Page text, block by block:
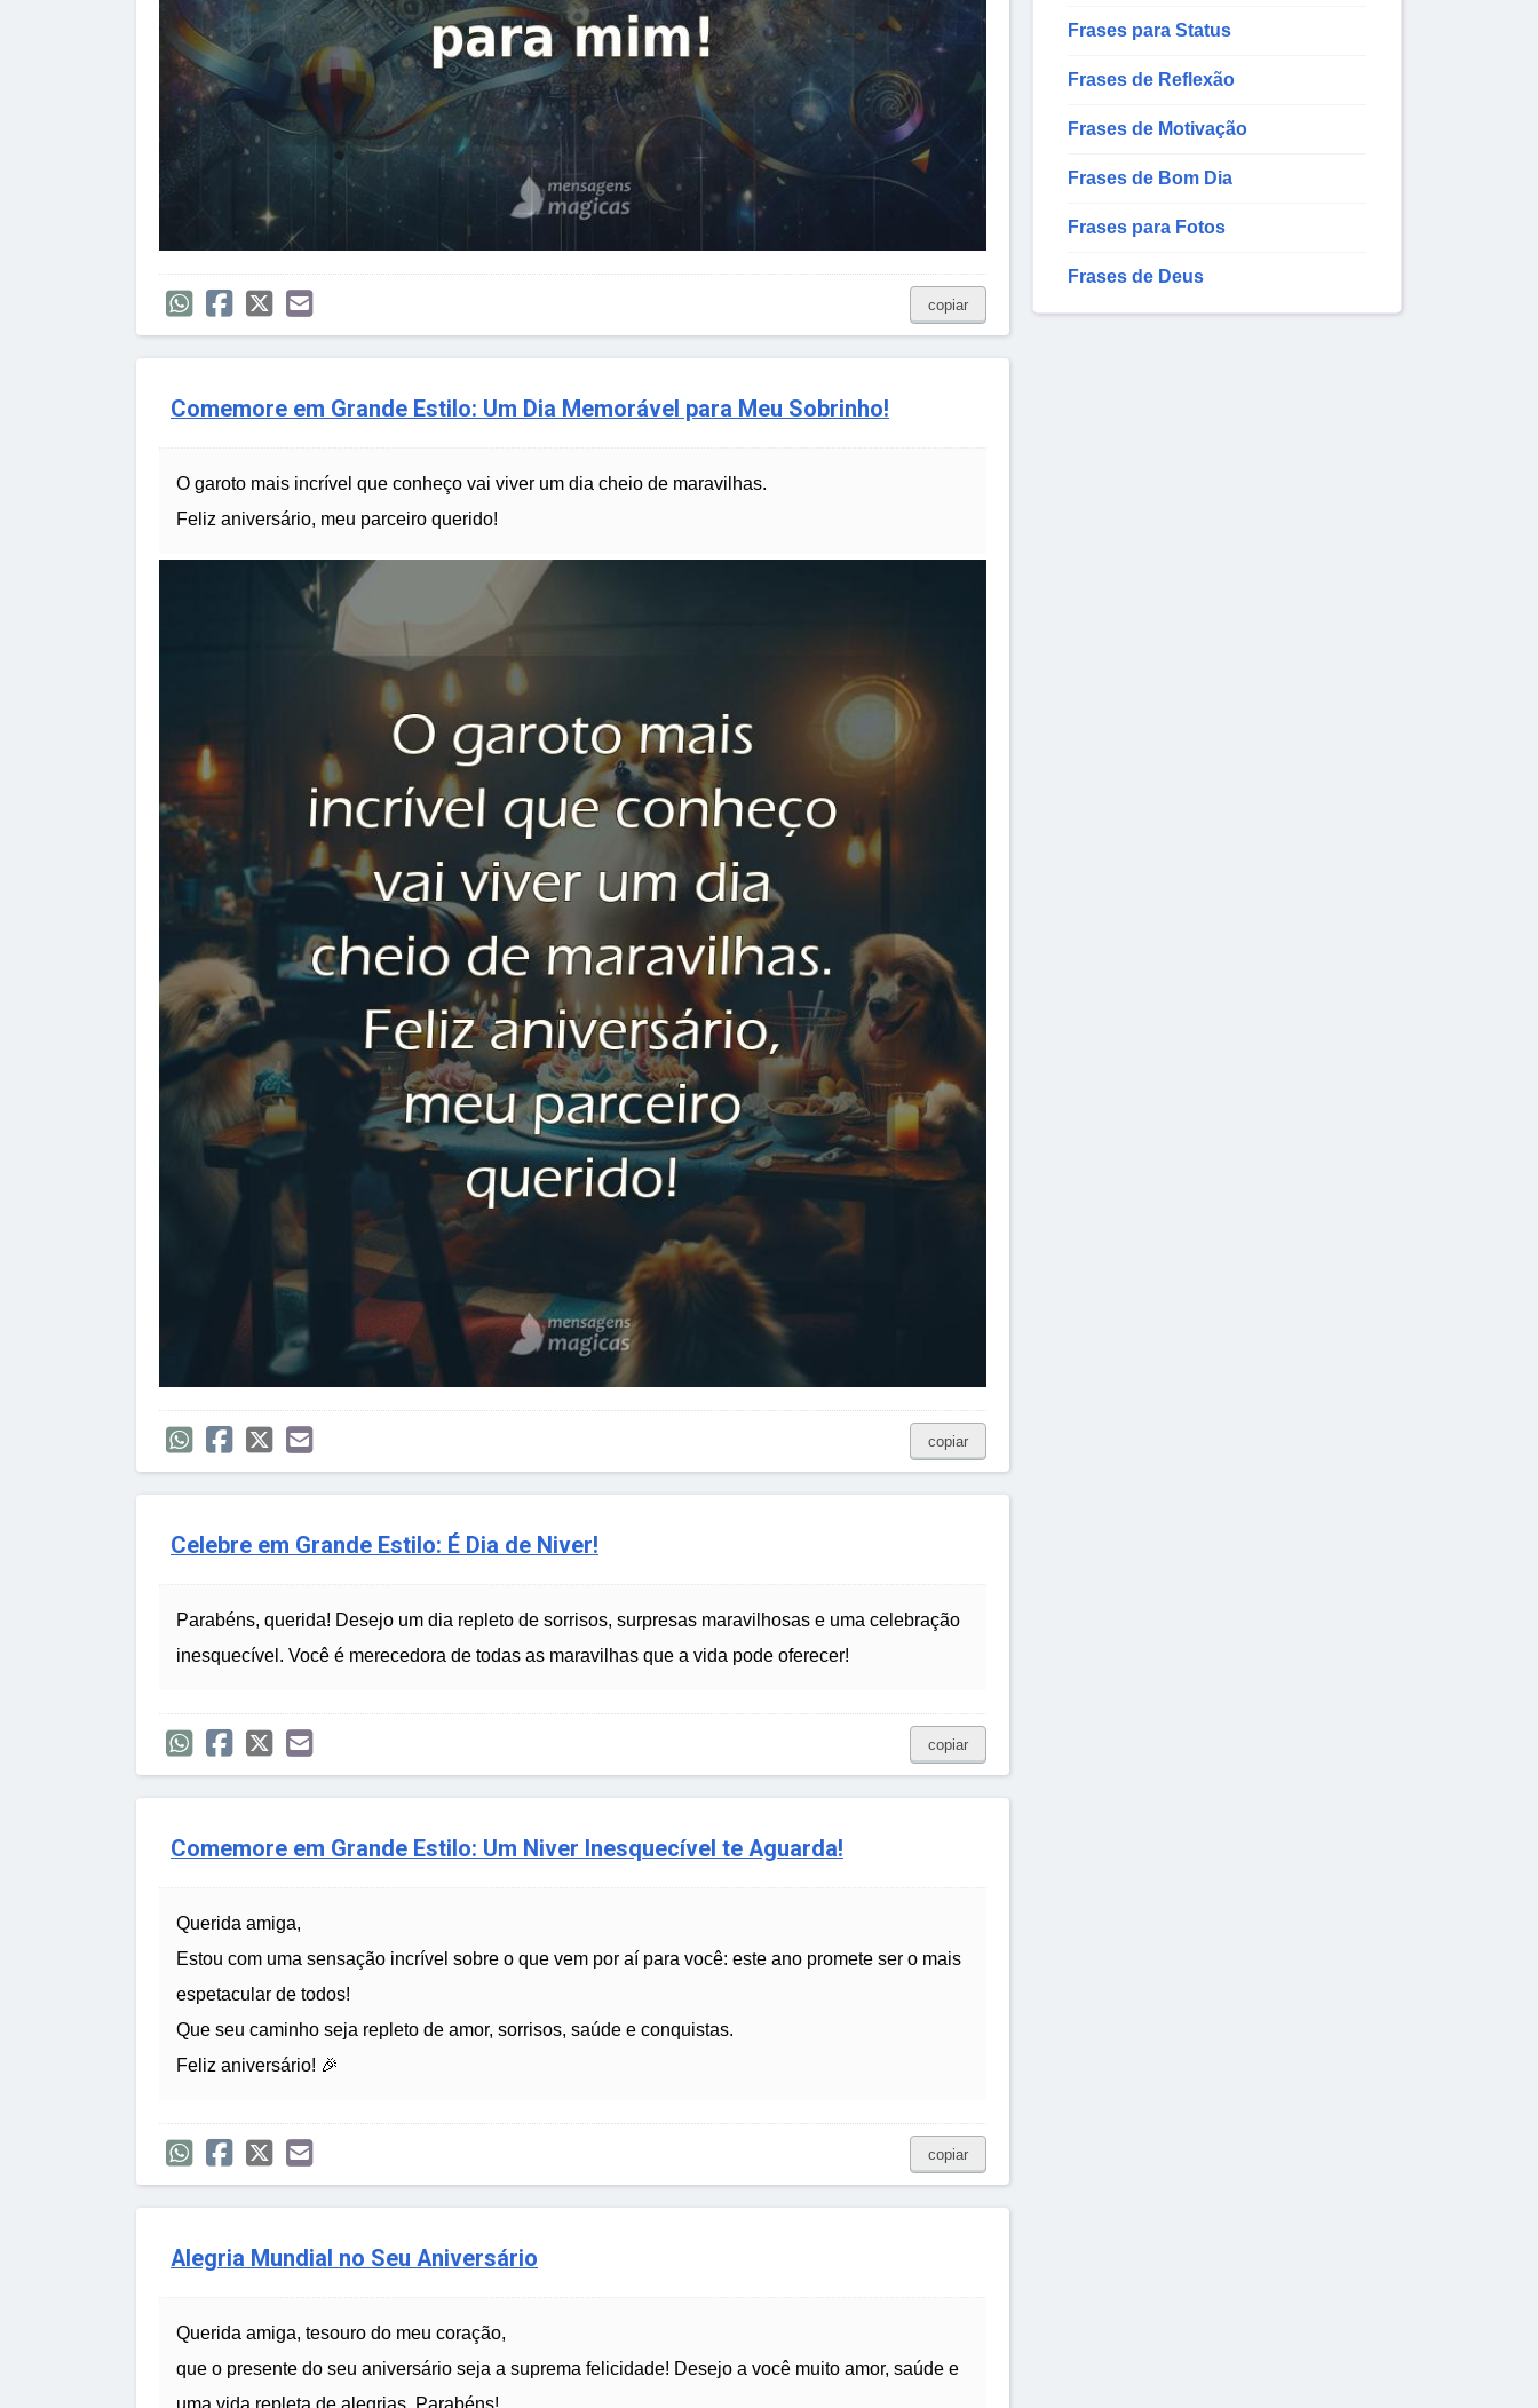
copiar
Comemore em Grande Estilo: Um Dia Memorável para Meu Sobrinho!
O garoto mais incrível que conheço vai viver um dia cheio de maravilhas.
Feliz aniversário, meu parceiro querido!
copiar
Celebre em Grande Estilo: É Dia de Niver!
Parabéns, querida! Desejo um dia repleto de sorrisos, surpresas maravilhosas e uma celebração
inesquecível. Você é merecedora de todas as maravilhas que a vida pode oferecer!
copiar
Comemore em Grande Estilo: Um Niver Inesquecível te Aguarda!
Querida amiga,
Estou com uma sensação incrível sobre o que vem por aí para você: este ano promete ser o mais
espetacular de todos!
Que seu caminho seja repleto de amor, sorrisos, saúde e conquistas.
Feliz aniversário! 🎉
copiar
Alegria Mundial no Seu Aniversário
Querida amiga, tesouro do meu coração,
que o presente do seu aniversário seja a suprema felicidade! Desejo a você muito amor, saúde e
Frases para Status
Frases de Reflexão
Frases de Motivação
Frases de Bom Dia
Frases para Fotos
Frases de Deus